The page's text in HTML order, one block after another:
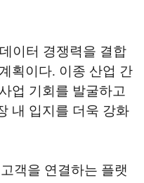
이터 경쟁력을 결합
획이다. 이종 산업 간
업 기회를 발굴하고
내 입지를 더욱 강화
객을 연결하는 플랫